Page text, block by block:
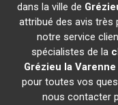
dans la ville de
attribué des avis très
notre service
spécialistes de la
Grézieu la Varenne
pour toutes vos
nous contacter